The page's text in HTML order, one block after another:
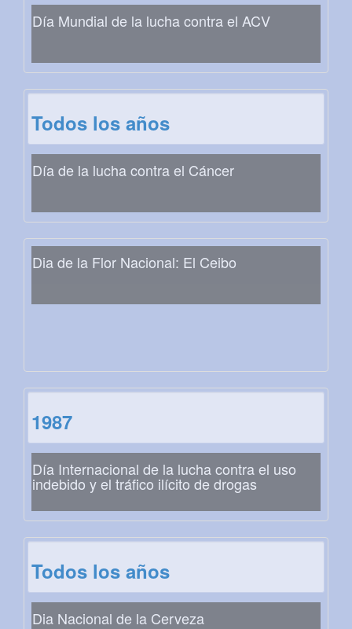
Día Mundial de la lucha contra el ACV
Todos los años
Día de la lucha contra el Cáncer
Dia de la Flor Nacional: El Ceibo
1987
Día Internacional de la lucha contra el uso
indebido y el tráfico ilícito de drogas
Todos los años
Dia Nacional de la Cerveza